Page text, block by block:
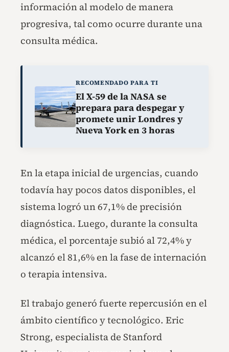
información al modelo de manera
progresiva, tal como ocurre durante una
consulta médica.
RECOMENDADO PARA TI
El X-59 de la NASA se
prepara para despegar y
promete unir Londres y
Nueva York en 3 horas
En la etapa inicial de urgencias, cuando
todavía hay pocos datos disponibles, el
sistema logró un 67,1% de precisión
diagnóstica. Luego, durante la consulta
médica, el porcentaje subió al 72,4% y
alcanzó el 81,6% en la fase de internación
o terapia intensiva.
El trabajo generó fuerte repercusión en el
ámbito científico y tecnológico. Eric
Strong, especialista de Stanford